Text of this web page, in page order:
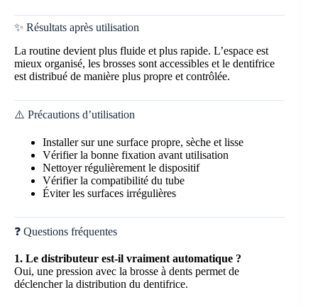
✨ Résultats après utilisation
La routine devient plus fluide et plus rapide. L’espace est
mieux organisé, les brosses sont accessibles et le dentifrice
est distribué de manière plus propre et contrôlée.
⚠️ Précautions d’utilisation
Installer sur une surface propre, sèche et lisse
Vérifier la bonne fixation avant utilisation
Nettoyer régulièrement le dispositif
Vérifier la compatibilité du tube
Éviter les surfaces irrégulières
❓ Questions fréquentes
1. Le distributeur est-il vraiment automatique ?
Oui, une pression avec la brosse à dents permet de
déclencher la distribution du dentifrice.